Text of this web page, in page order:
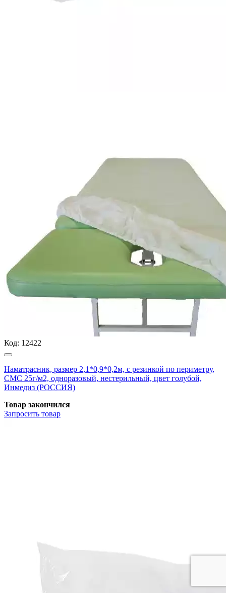
Код: 12422
Наматрасник, размер 2,1*0,9*0,2м, с резинкой по периметру,
СМС 25г/м2, одноразовый, нестерильный, цвет голубой,
Инмедиз (РОССИЯ)
Товар закончился
Запросить товар